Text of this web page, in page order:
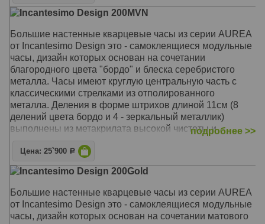
- от 90 до 100 см. Центральная часть подвешивается
на крепление, а деления располагаются на стене по
прилагаемому шаблону на самоклеящейся основе.
При этом фактура поверхности может быть абсолютно
любой: от гладких обоев до рельефного камня и
дерева. В комплект поставки входят: часовой
механизм со встроенными стрелками, стикеры-
деления, шаблон для крепления на стену, саморез.
Дизайн и производство - Италия, Милан.
Механизм: Кварцевый UTS (Германия)
Корпус: Метакрилат
Размер: Диаметр 90-100 см
Incantesimo Design 200MVN
Большие настенные кварцевые часы из серии AUREA
от Incantesimo Design это - самоклеящиеся модульные
часы, дизайн которых основан на сочетании
благородного цвета "бордо" и блеска серебристого
металла. Часы имеют круглую центральную часть с
классическими стрелками из отполированного
металла. Деления в форме штрихов длиной 11см (8
делений цвета бордо и 4 - зеркальный металлик)
выполнены из метакрилата высокой чистоты и
бесшумный, с плавным ходом. Диаметр размещенных
на стене часов - от 90 до 100 см. Центральная часть
подвешивается на крепление, а деления
располагаются на стене по прилагаемому шаблону на
самоклеящейся основе. При этом фактура
поверхности может быть абсолютно любой: от гладких
подробнее >>
Цена: 25`900 Р
Incantesimo Design 200Gold
Большие настенные кварцевые часы из серии AUREA
от Incantesimo Design это - самоклеящиеся модульные
часы, дизайн которых основан на сочетании матового